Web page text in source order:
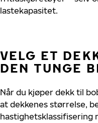
lastekapasitet.
VELG ET
DEN TUNGE
Når du kjøper dekk til
at dekkenes størrelse,
hastighetsklassifisering